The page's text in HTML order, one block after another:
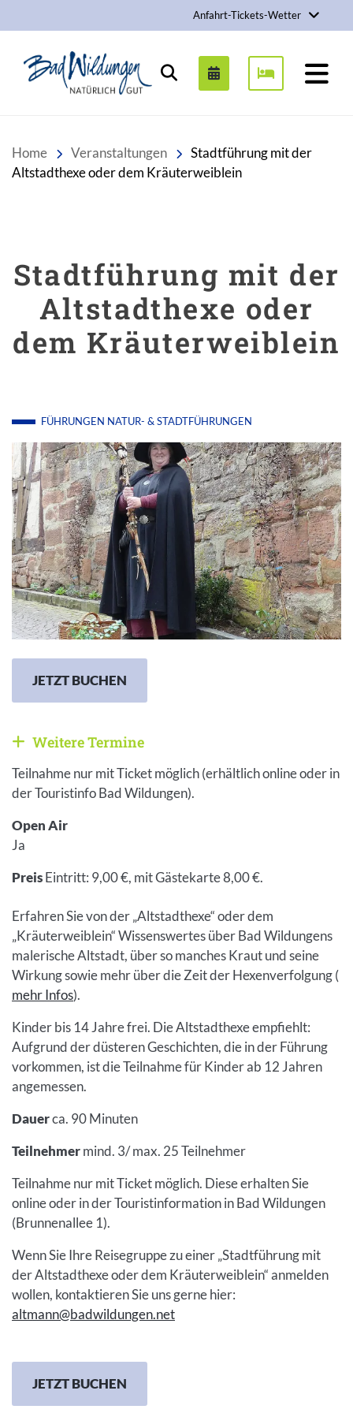
Anfahrt-Tickets-Wetter
Stadt Bad Wildungen
Suchen
Home Veranstaltungen
Stadtführung mit der
Altstadthexe oder dem Kräuterweiblein
Stadtführung mit der
Altstadthexe oder
dem Kräuterweiblein
FÜHRUNGEN NATUR- & STADTFÜHRUNGEN
JETZT BUCHEN
Weitere Veranstaltungen anzeigen
Weitere Termine
Teilnahme nur mit Ticket möglich (erhältlich online oder in
der Touristinfo Bad Wildungen).
Open Air
Ja
PreisEintritt: 9,00 €, mit Gästekarte 8,00 €.
Erfahren Sie von der „Altstadthexe“ oder dem
„Kräuterweiblein“ Wissenswertes über Bad Wildungens
malerische Altstadt, über so manches Kraut und seine
Wirkung sowie mehr über die Zeit der Hexenverfolgung (
mehr Infos).
Kinder bis 14 Jahre frei. Die Altstadthexe empfiehlt:
Aufgrund der düsteren Geschichten, die in der Führung
vorkommen, ist die Teilnahme für Kinder ab 12 Jahren
angemessen.
Dauerca. 90 Minuten
Teilnehmermind. 3/ max. 25 Teilnehmer
Teilnahme nur mit Ticket möglich. Diese erhalten Sie
online oder in der Touristinformation in Bad Wildungen
(Brunnenallee 1).
Wenn Sie Ihre Reisegruppe zu einer „Stadtführung mit
der Altstadthexe oder dem Kräuterweiblein“ anmelden
wollen, kontaktieren Sie uns gerne hier:
altmann@badwildungen.net
JETZT BUCHEN